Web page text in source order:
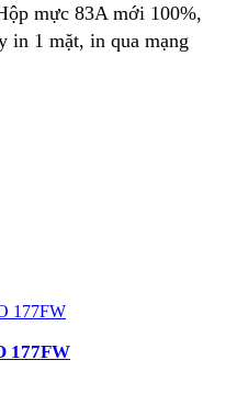
mực 83A mới 100%,
in 1 mặt, in qua mạng
177FW